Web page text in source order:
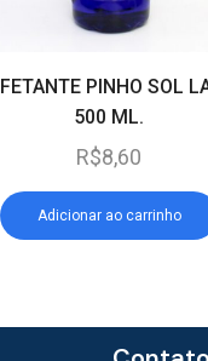
PINHO SOL
500 ML.
R$8,60
Adicionar ao carrinho